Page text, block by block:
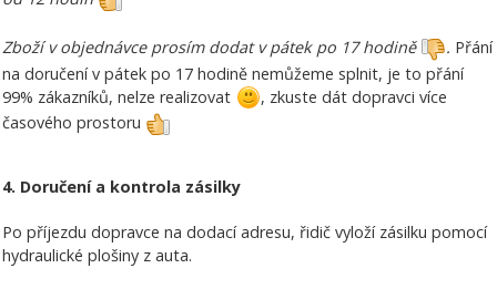
Zboží v objednávce prosím dodat v pátek po 17 hodině . Přání
na doručení v pátek po 17 hodině nemůžeme splnit, je to přání
99% zákazníků, nelze realizovat
, zkuste dát dopravci více
časového prostoru
4. Doručení a kontrola zásilky
Po příjezdu dopravce na dodací adresu, řidič vyloží zásilku pomocí
hydraulické plošiny z auta.